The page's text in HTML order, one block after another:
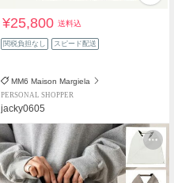
¥25,800送料込
関税負担なし スピード配送
MM6 Maison Margiela
PERSONAL SHOPPER
jacky0605